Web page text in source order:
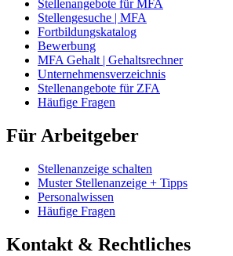
Stellenangebote für MFA
Stellengesuche | MFA
Fortbildungskatalog
Bewerbung
MFA Gehalt | Gehaltsrechner
Unternehmensverzeichnis
Stellenangebote für ZFA
Häufige Fragen
Für Arbeitgeber
Stellenanzeige schalten
Muster Stellenanzeige + Tipps
Personalwissen
Häufige Fragen
Kontakt & Rechtliches